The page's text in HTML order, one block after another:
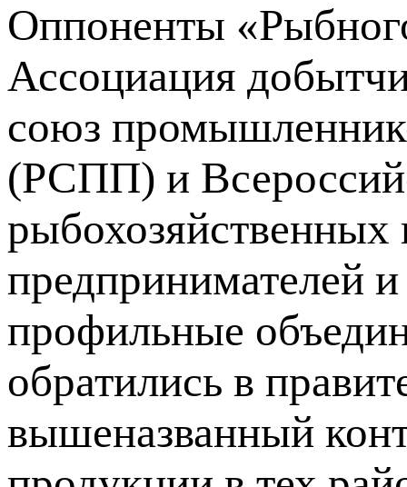
Оппоненты
Ассоциация
союз
(РСПП) и
рыбохозяйственных
предпринимателей и
профильные
обратились в
вышеназванный